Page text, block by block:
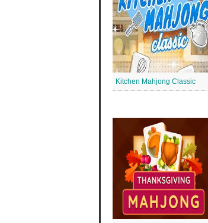
Kitchen Mahjong Classic